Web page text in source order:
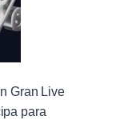
Gran Live
para